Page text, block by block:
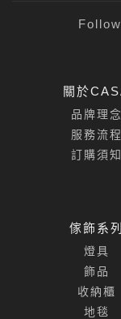
關於
品牌理念
服務流程
訂購須知
傢飾系列
燈具
飾品
收納櫃
地毯